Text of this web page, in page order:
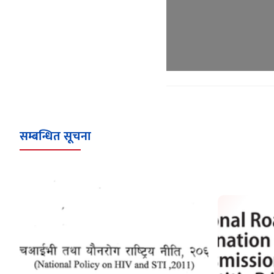
सम्बन्धित सूचना